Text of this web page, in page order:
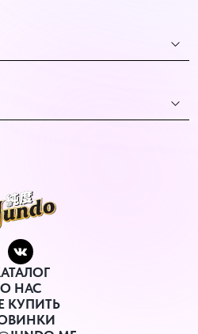
О НАС
КУПИТЬ